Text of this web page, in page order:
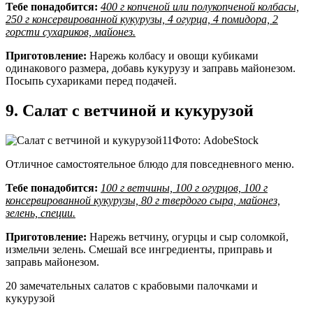
Тебе понадобится: 400 г копченой или полукопченой колбасы,
250 г консервированной кукурузы, 4 огурца, 4 помидора, 2
горсти сухариков, майонез.
Приготовление: Нарежь колбасу и овощи кубиками
одинакового размера, добавь кукурузу и заправь майонезом.
Посыпь сухариками перед подачей.
9. Салат с ветчиной и кукурузой
Фото: AdobeStock
Отличное самостоятельное блюдо для повседневного меню.
Тебе понадобится: 100 г ветчины, 100 г огурцов, 100 г
консервированной кукурузы, 80 г твердого сыра, майонез,
зелень, специи.
Приготовление: Нарежь ветчину, огурцы и сыр соломкой,
измельчи зелень. Смешай все ингредиенты, приправь и
заправь майонезом.
20 замечательных салатов с крабовыми палочками и
кукурузой